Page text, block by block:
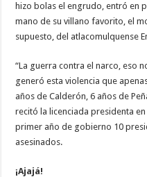
hizo bolas el engrudo, entró en
mano de su villano favorito, el
supuesto, del atlacomulquense
“La guerra contra el narco, eso
generó esta violencia que
años de Calderón, 6 años de
recitó la licenciada presidenta
primer año de gobierno 10
asesinados.
¡Ajajá!